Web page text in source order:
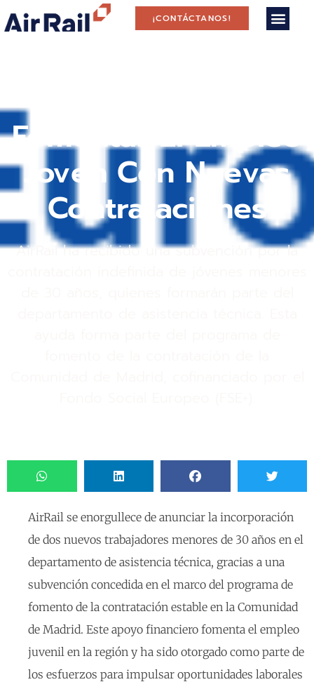
¡CONTÁCTANOS!
Fomentar El Empleo
Joven Con Nuevas
Contrataciones
AirRail ha recibido una subvención por la
AirRail se enorgullece de anunciar la incorporación
de dos nuevos trabajadores menores de 30 años en el
departamento de asistencia técnica, gracias a una
subvención concedida en el marco del programa de
fomento de la contratación estable en la Comunidad
de Madrid. Este apoyo financiero fomenta el empleo
juvenil en la región y ha sido otorgado como parte de
los esfuerzos para impulsar oportunidades laborales